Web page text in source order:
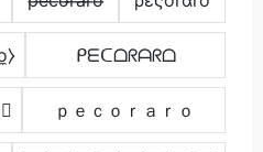
ᑭᗴᑕᗝᖇᗩᖇᗝ
ｐｅｃｏｒａｒｏ